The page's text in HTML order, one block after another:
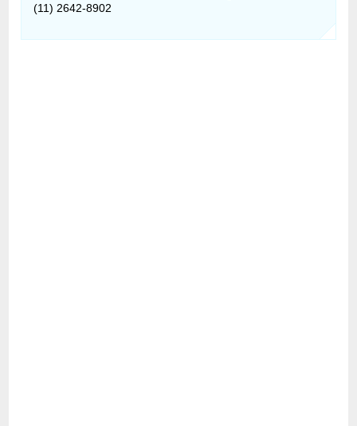
(11) 2642-8902